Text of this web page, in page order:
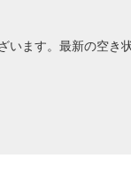
います。最新の空き